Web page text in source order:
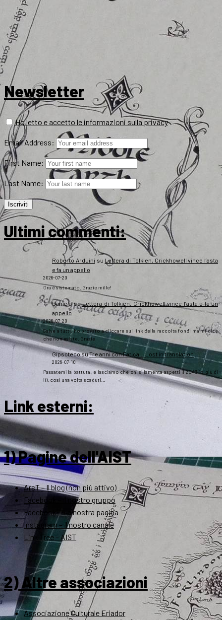
Newsletter
Ho letto e accetto le informazioni sulla privacy
Email Address:
First Name:
Last Name:
Ultimi commenti:
Roberto Arduini su Lettera di Tolkien, Crickhowell vince l’asta
e fa un appello
2026-07-20
Ora è sistemato. Grazie mille!
DanielasuLettera di Tolkien, Crickhowell vince l’asta e fa un
appello
2026-07-20
Salve a tutti, ho provato a cliccare sul link della raccolta fondi ma mi dice
che non esiste. Grazie
GipsotecosuTre anni con Fatica… Lost in translation
2026-07-10
Passatemi la battuta: e lasciamo che chi si lamenta aspetti il 2043 (o giù di
lì), così una volta scaduti…
Link esterni:
1) Pagine dell'AIST
ArsT – Il blog (non più attivo)
Facebook – Il nostro gruppo
Facebook – La nostra pagina
Instagram – Il nostro canale
Link Tree – AIST
2) Altre associazioni
Associazione Culturale Eriador